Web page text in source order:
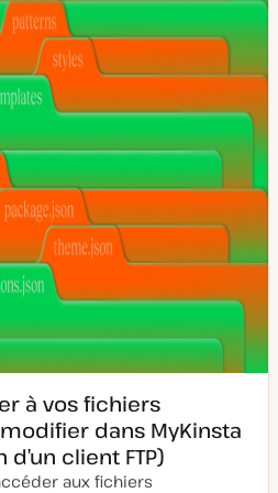
à vos fichiers
dans MyKinsta
client FTP)
aux fichiers